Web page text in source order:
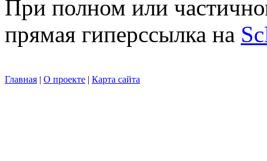
При полном или
прямая гиперссылка на
Главная | О проекте | Карта сайта